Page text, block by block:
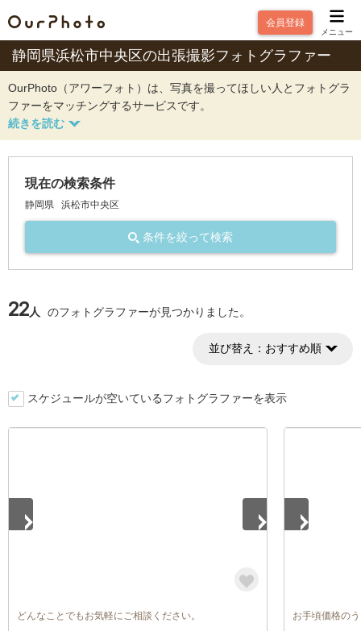
会員登録
メニュー
静岡県浜松市中央区の出張撮影フォトグラファー
OurPhoto（アワーフォト）は、写真を撮ってほしい人とフォトグラ
ファーをマッチングするサービスです。
現在の検索条件
静岡県 浜松市中央区
条件を絞って検索
22人 のフォトグラファーが見つかりました。
並び替え： おすすめ順
スケジュールが空いているフォトグラファーを表示
どんなことでもお気軽にご相談ください。 お手頃価格の